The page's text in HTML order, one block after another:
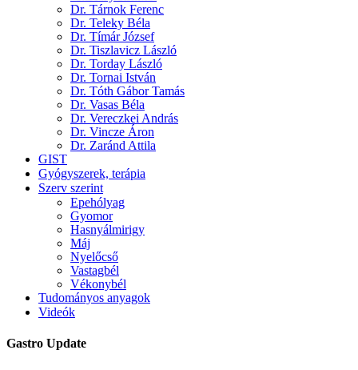
Dr. Tárnok Ferenc
Dr. Teleky Béla
Dr. Tímár József
Dr. Tiszlavicz László
Dr. Torday László
Dr. Tornai István
Dr. Tóth Gábor Tamás
Dr. Vasas Béla
Dr. Vereczkei András
Dr. Vincze Áron
Dr. Zaránd Attila
GIST
Gyógyszerek, terápia
Szerv szerint
Epehólyag
Gyomor
Hasnyálmirigy
Máj
Nyelőcső
Vastagbél
Vékonybél
Tudományos anyagok
Videók
Gastro Update